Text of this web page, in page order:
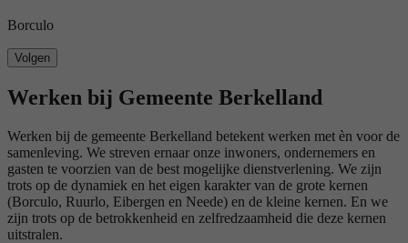
Borculo
Volgen
Werken bij Gemeente Berkelland
Werken bij de gemeente Berkelland betekent werken met èn voor de
samenleving. We streven ernaar onze inwoners, ondernemers en
gasten te voorzien van de best mogelijke dienstverlening. We zijn
trots op de dynamiek en het eigen karakter van de grote kernen
(Borculo, Ruurlo, Eibergen en Neede) en de kleine kernen. En we
zijn trots op de betrokkenheid en zelfredzaamheid die deze kernen
uitstralen.